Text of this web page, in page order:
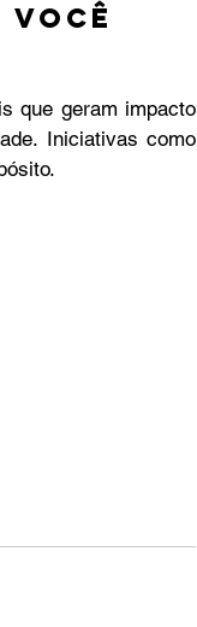
você
que geram impacto
Iniciativas como